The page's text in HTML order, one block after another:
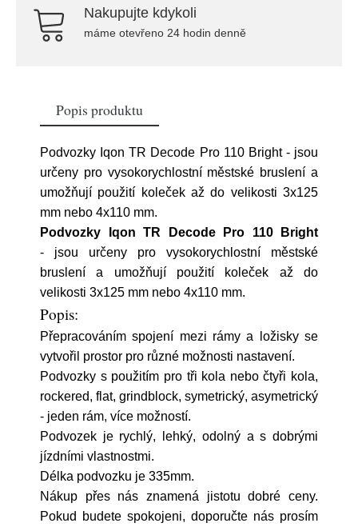
Nakupujte kdykoli
máme otevřeno 24 hodin denně
Popis produktu
Podvozky Iqon TR Decode Pro 110 Bright - jsou
určeny pro vysokorychlostní městské bruslení a
umožňují použití koleček až do velikosti 3x125
mm nebo 4x110 mm.
Podvozky Iqon TR Decode Pro 110 Bright
- jsou určeny pro vysokorychlostní městské
bruslení a umožňují použití koleček až do
velikosti 3x125 mm nebo 4x110 mm.
Popis:
Přepracováním spojení mezi rámy a ložisky se
vytvořil prostor pro různé možnosti nastavení.
Podvozky s použitím pro tři kola nebo čtyři kola,
rockered, flat, grindblock, symetrický, asymetrický
- jeden rám, více možností.
Podvozek je rychlý, lehký, odolný a s dobrými
jízdními vlastnostmi.
Délka podvozku je 335mm.
Nákup přes nás znamená jistotu dobré ceny.
Pokud budete spokojeni, doporučte nás prosím